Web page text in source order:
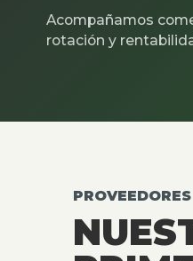
Acompañamos
rotación y
PROVEEDORES